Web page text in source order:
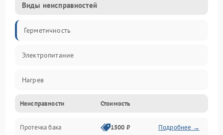
Виды неисправностей
Герметичность
Электропитание
Нагрев
Датчики
Механика
Неисправности Стоимость
Протечка бака 1500 ₽ Подробнее →